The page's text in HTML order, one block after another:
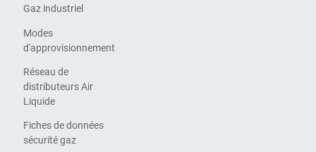
Gaz industriel
Modes
d'approvisionnement
Réseau de
distributeurs Air
Liquide
Fiches de données
sécurité gaz